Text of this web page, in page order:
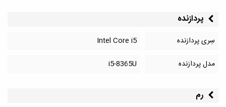
پردازنده
سِری پردازنده
Intel Core i5
مدل پردازنده
i5-8365U
رم